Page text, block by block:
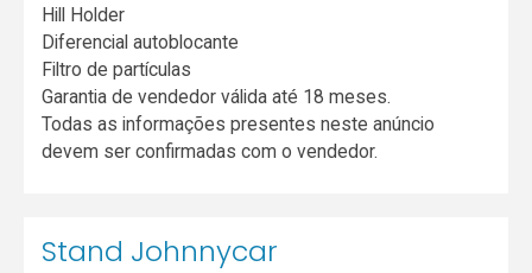
Hill Holder
Diferencial autoblocante
Filtro de partículas
Garantia de vendedor válida até 18 meses.
Todas as informações presentes neste anúncio
devem ser confirmadas com o vendedor.
Stand Johnnycar